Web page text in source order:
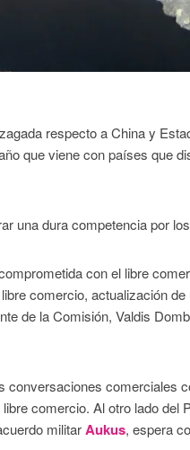
respecto a China y
que viene con países que
una dura competencia por
con el libre
comercio, actualización
de la Comisión, Valdis
conversaciones comerciales
comercio. Al otro lado del
militarAukus, espera